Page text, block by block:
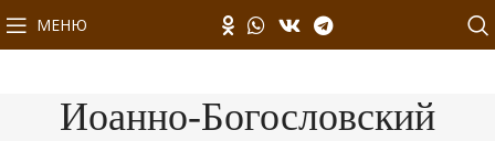
МЕНЮ
Иоанно-Богословский